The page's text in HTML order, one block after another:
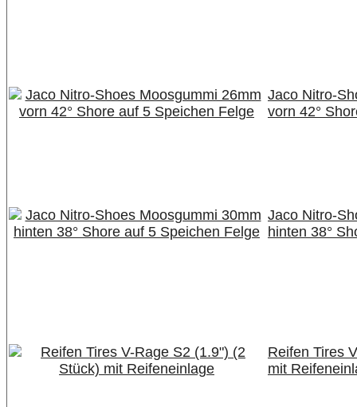
Jaco Nitro-
vorn 42°
Jaco Nitro-
hinten 38°
Reifen Tires
mit